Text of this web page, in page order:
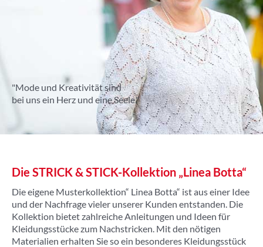
"Mode und Kreativität sind
bei uns ein Herz und eine Seele."
Die STRICK & STICK-Kollektion „Linea Botta“
Die eigene Musterkollektion“ Linea Botta“ ist aus einer Idee
und der Nachfrage vieler unserer Kunden entstanden. Die
Kollektion bietet zahlreiche Anleitungen und Ideen für
Kleidungsstücke zum Nachstricken. Mit den nötigen
Materialien erhalten Sie so ein besonderes Kleidungsstück